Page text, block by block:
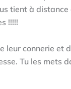
tient à
!!!!!
leur connerie et
Tu les mets